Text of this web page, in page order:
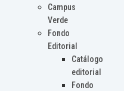
Campus
Verde
Fondo
Editorial
Catálogo
editorial
Fondo